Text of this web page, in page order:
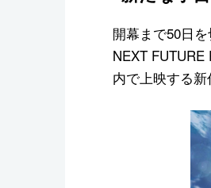
開幕まで50日
NEXT
内で上映する新